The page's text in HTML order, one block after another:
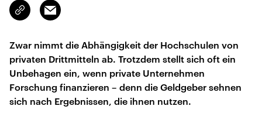
Link
kopieren/teilen
Email
Zwar nimmt die Abhängigkeit der Hochschulen von
privaten Drittmitteln ab. Trotzdem stellt sich oft ein
Unbehagen ein, wenn private Unternehmen
Forschung finanzieren – denn die Geldgeber sehnen
sich nach Ergebnissen, die ihnen nutzen.